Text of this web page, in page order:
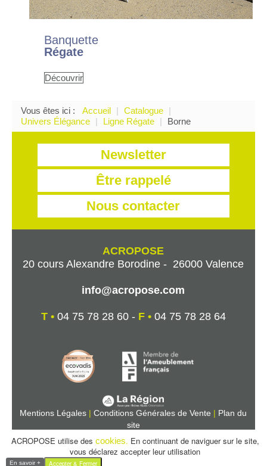
Banquette
Régate
Découvrir
Vous êtes ici : Accueil | Catalogue |
Univers Élégance | Ligne Régate | Borne
Newsletter
Être rappelé
Nous contacter
ACROPOSE
20 cours Alexandre Borodine - 26000 Valence
info@acropose.com
T •04 75 78 28 60 - F •04 75 78 28 64
Mentions Légales |Conditions Générales de Vente | Plan du
site
ACROPOSE utilise des cookies. En continuant de naviguer sur le site,
vous déclarez accepter leur utilisation
En savoir + Accepter & Fermer